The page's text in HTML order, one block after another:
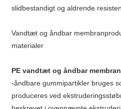
slidbestandigt og aldrende
Vandtæt og åndbar
materialer
PE vandtæt og åndbar
-åndbare gummipartikler bruges
produceres ved